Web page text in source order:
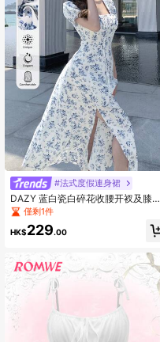
#法式度假連身裙
DAZY 蓝白瓷白碎花收腰开衩及膝连
衣裙，适合夏季穿着，亦可作为挤奶
女工连衣裙、吊带裙、度假装、复活
节长裙或波西米亚风连衣裙。
僅剩1件
HK$229.00